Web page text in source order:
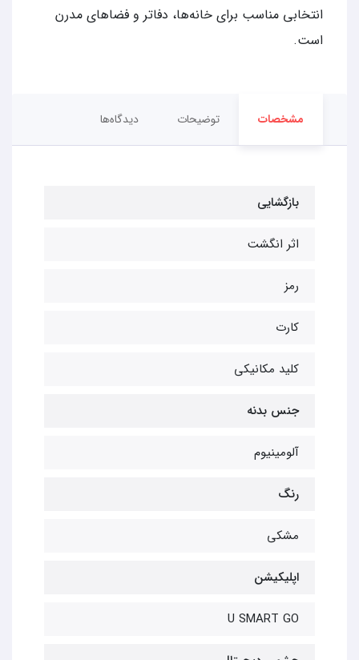
انتخابی مناسب برای خانه‌ها، دفاتر و فضاهای مدرن
است.
مشخصات توضیحات دیدگاه‌ها
بازگشایی
اثر انگشت
رمز
کارت
کلید مکانیکی
جنس بدنه
آلومینیوم
رنگ
مشکی
اپلیکیشن
U SMART GO